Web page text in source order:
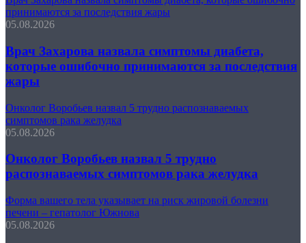
принимаются за последствия жары
05.08.2026
Врач Захарова назвала симптомы диабета,
которые ошибочно принимаются за последствия
жары
Онколог Воробьев назвал 5 трудно распознаваемых
симптомов рака желудка
05.08.2026
Онколог Воробьев назвал 5 трудно
распознаваемых симптомов рака желудка
Форма вашего тела указывает на риск жировой болезни
печени – гепатолог Южнова
05.08.2026